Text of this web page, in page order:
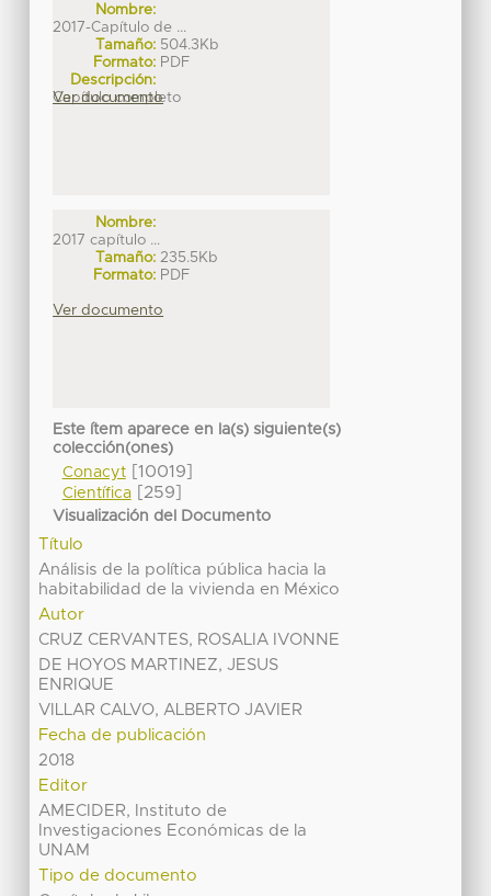
Nombre:
2017-Capítulo de ...
Tamaño: 504.3Kb
Formato: PDF
Descripción:
Capítulo completo
Ver documento
Nombre:
2017 capítulo ...
Tamaño: 235.5Kb
Formato: PDF
Ver documento
Este ítem aparece en la(s) siguiente(s)
colección(ones)
Conacyt[10019]
Científica[259]
Visualización del Documento
Título
Análisis de la política pública hacia la
habitabilidad de la vivienda en México
Autor
CRUZ CERVANTES, ROSALIA IVONNE
DE HOYOS MARTINEZ, JESUS
ENRIQUE
VILLAR CALVO, ALBERTO JAVIER
Fecha de publicación
2018
Editor
AMECIDER, Instituto de
Investigaciones Económicas de la
UNAM
Tipo de documento